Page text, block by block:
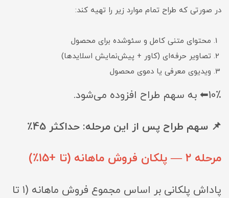
در صورتی که طراح تمام موارد زیر را تهیه کند:
محتوای متنی کامل و سئوشده برای محصول
تصاویر حرفه‌ای (کاور + پیش‌نمایش اسلایدها)
ویدیوی معرفی یا دموی محصول
10٪⬅ به سهم طراح افزوده می‌شود.
📌 سهم طراح پس از این مرحله: حداکثر 45٪
مرحله ۲ — پلکان فروش ماهانه (تا +15٪)
پاداش پلکانی بر اساس مجموع فروش ماهانه (۱ تا